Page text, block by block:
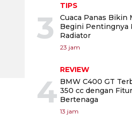
3
TIPS
Cuaca Panas Bikin
Begini Pentingnya
Radiator
23 jam
4
REVIEW
BMW C400 GT
350 cc dengan
Bertenaga
13 jam